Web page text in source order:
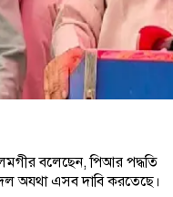
বলেছেন, পিআর পদ্ধতি
অযথা এসব দাবি করতেছে।